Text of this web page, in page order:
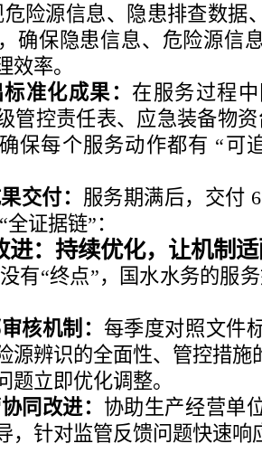
危险源信息、隐患排查数据
确保隐患信息、危险源信
效率。
准化成果： 在服务过程
管控责任表、应急装备物
保每个服务动作都有 “可
交付： 服务期满后，交付
证据链”：
进：持续优化，让机制
有“终点”，国水水务的服
核机制： 每季度对照文件
源辨识的全面性、管控措施
题立即优化调整。
同改进： 协助生产经营单
，针对监管反馈问题快速响